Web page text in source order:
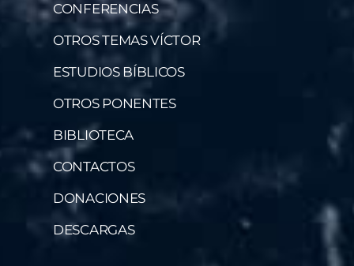
CONFERENCIAS
OTROS TEMAS VÍCTOR
ESTUDIOS BÍBLICOS
OTROS PONENTES
BIBLIOTECA
CONTACTOS
DONACIONES
DESCARGAS